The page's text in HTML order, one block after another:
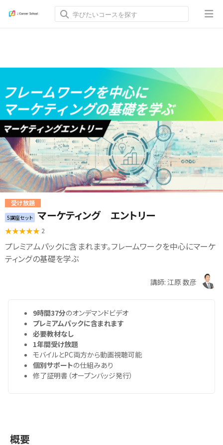
受け放題
5講座セット マーケティング エントリー
2
プレミアムパックに含まれます。フレームワークを中心にマーケ
ティングの基礎を学ぶ
講師: 江原 数彦
9時間37分のオンデマンドビデオ
プレミアムパックに含まれます
必要教材なし
1年間受け放題
モバイルとPC両方から動画視聴可能
個別サポートの仕組みあり
修了証明書（オープンバッジ発行）
概要